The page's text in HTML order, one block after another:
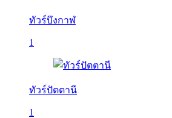
ทัวร์บึงกาฬ
1
ทัวร์ปัตตานี
1